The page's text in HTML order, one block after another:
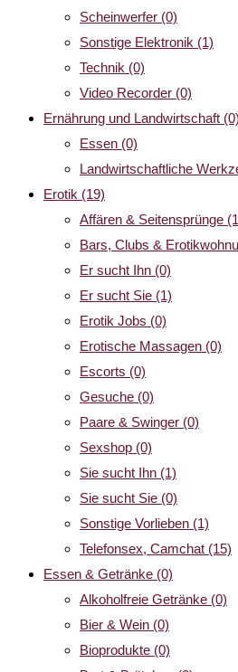
Scheinwerfer (0)
Sonstige Elektronik (1)
Technik (0)
Video Recorder (0)
Ernährung und Landwirtschaft (0)
Essen (0)
Landwirtschaftliche
Erotik (19)
Affären & Seitensprünge
Bars, Clubs &
Er sucht Ihn (0)
Er sucht Sie (1)
Erotik Jobs (0)
Erotische Massagen (0)
Escorts (0)
Gesuche (0)
Paare & Swinger (0)
Sexshop (0)
Sie sucht Ihn (1)
Sie sucht Sie (0)
Sonstige Vorlieben (1)
Telefonsex, Camchat (15)
Essen & Getränke (0)
Alkoholfreie Getränke (0)
Bier & Wein (0)
Bioprodukte (0)